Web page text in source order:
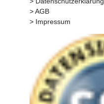
> AGB
> Impressum